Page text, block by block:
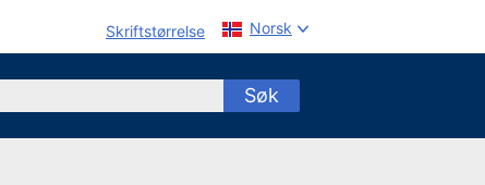
Skriftstørrelse Norsk
Søk